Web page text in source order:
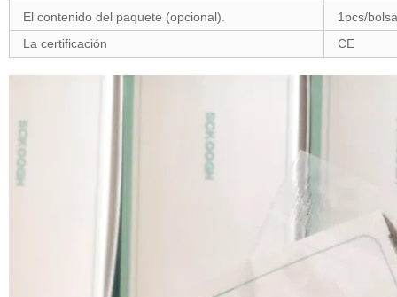
El contenido del paquete (opcional).
1pcs/
La certificación
CE